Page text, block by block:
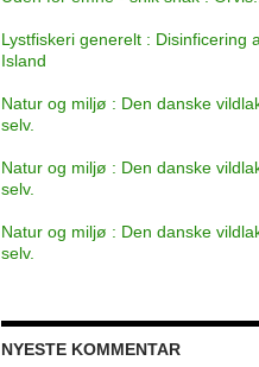
Lystfiskeri generelt : Disinficering
Island
Natur og miljø : Den danske
selv.
Natur og miljø : Den danske
selv.
Natur og miljø : Den danske
selv.
NYESTE KOMMENTAR